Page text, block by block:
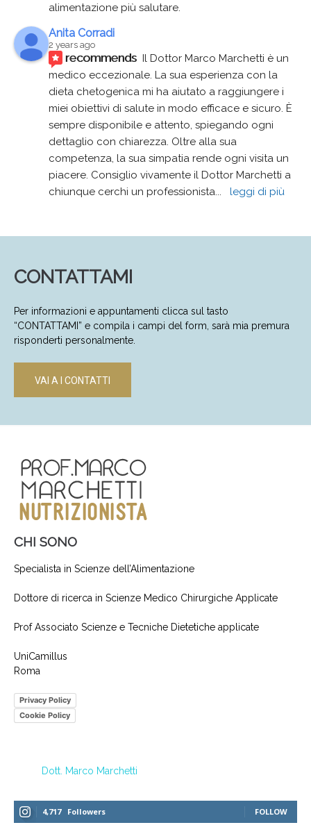
alimentazione più salutare.
Anita Corradi
2 years ago
recommends Il Dottor Marco Marchetti è un
medico eccezionale. La sua esperienza con la
dieta chetogenica mi ha aiutato a raggiungere i
miei obiettivi di salute in modo efficace e sicuro. È
sempre disponibile e attento, spiegando ogni
dettaglio con chiarezza. Oltre alla sua
competenza, la sua simpatia rende ogni visita un
piacere. Consiglio vivamente il Dottor Marchetti a
chiunque cerchi un professionista
leggi di più
CONTATTAMI
Per informazioni e appuntamenti clicca sul tasto
“CONTATTAMI” e compila i campi del form, sarà mia premura
risponderti personalmente.
VAI A I CONTATTI
CHI SONO
Specialista in Scienze dell’Alimentazione
Dottore di ricerca in Scienze Medico Chirurgiche Applicate
Prof Associato Scienze e Tecniche Dietetiche applicate
UniCamillus
Roma
Privacy Policy
Cookie Policy
Dott. Marco Marchetti
4,717 Followers FOLLOW